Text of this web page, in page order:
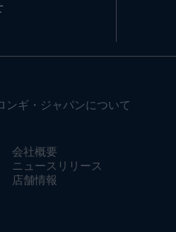
ンギ・ジャパンについて
会社概要
ニュースリリース
店舗情報